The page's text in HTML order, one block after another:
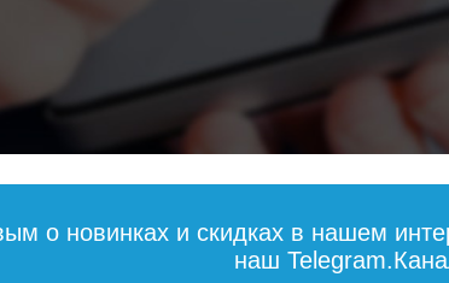
о новинках и скидках в нашем
наш